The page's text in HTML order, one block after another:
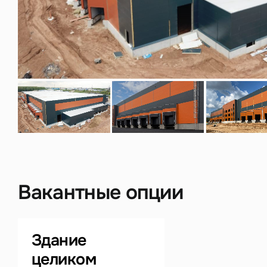
Вакантные опции
Здание
целиком
данных